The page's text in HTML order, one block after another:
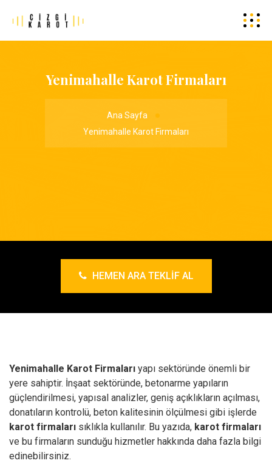
Yenimahalle Karot Firmaları
Ana Sayfa
Yenimahalle Karot Firmaları
HEMEN ARA TEKLIF AL
Yenimahalle Karot Firmaları yapı sektöründe önemli bir
yere sahiptir. İnşaat sektöründe, betonarme yapıların
güçlendirilmesi, yapısal analizler, geniş açıklıkların açılması,
donatıların kontrolü, beton kalitesinin ölçülmesi gibi işlerde
karot firmaları sıklıkla kullanılır. Bu yazıda, karot firmaları
ve bu firmaların sunduğu hizmetler hakkında daha fazla bilgi
edinebilirsiniz.